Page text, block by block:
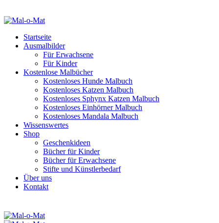
Startseite
Ausmalbilder
Für Erwachsene
Für Kinder
Kostenlose Malbücher
Kostenloses Hunde Malbuch
Kostenloses Katzen Malbuch
Kostenloses Sphynx Katzen Malbuch
Kostenloses Einhörner Malbuch
Kostenloses Mandala Malbuch
Wissenswertes
Shop
Geschenkideen
Bücher für Kinder
Bücher für Erwachsene
Stifte und Künstlerbedarf
Über uns
Kontakt